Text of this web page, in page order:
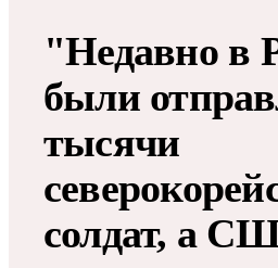
"Недавно в
были
тысячи
солдат, а